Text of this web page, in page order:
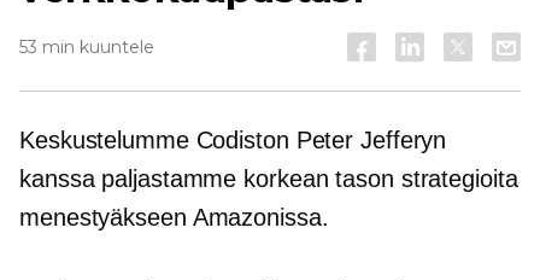
53 min kuuntele
Keskustelumme Codiston Peter Jefferyn
kanssa paljastamme korkean tason strategioita
menestyäkseen Amazonissa.